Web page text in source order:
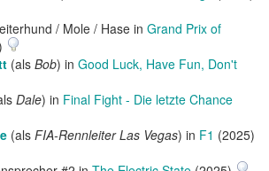
/ Mole / Hase in Grand Prix of
(als Bob) in Good Luck, Have Fun, Don't
Dale) in Final Fight - Die letzte Chance
(als FIA-Rennleiter Las Vegas) in F1 (2025)